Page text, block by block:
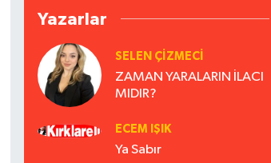
Yazarlar
SELEN ÇİZMECİ
ZAMAN YARALARIN İLACI
MIDIR?
ECEM IŞIK
Ya Sabır